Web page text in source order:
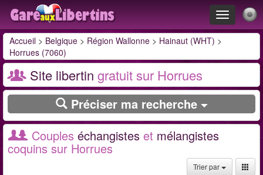
Toggle
navigation
Accueil > Belgique > Région Wallonne > Hainaut (WHT) >
Horrues (7060)
Site libertin gratuit sur Horrues
Préciser ma recherche
Couples échangistes et mélangistes
coquins sur Horrues
Trier par